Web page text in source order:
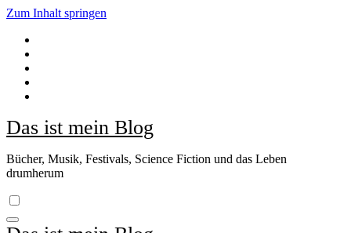
Zum Inhalt springen
Das ist mein Blog
Bücher, Musik, Festivals, Science Fiction und das Leben
drumherum